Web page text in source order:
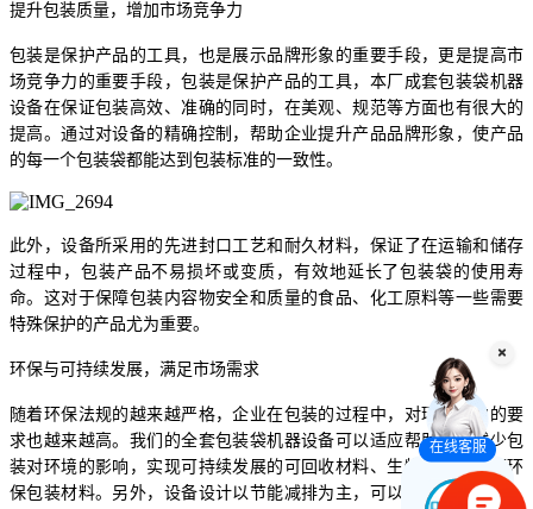
提升包装质量，增加市场竞争力
包装是保护产品的工具，也是展示品牌形象的重要手段，更是提高市
场竞争力的重要手段，包装是保护产品的工具，本厂成套包装袋机器
设备在保证包装高效、准确的同时，在美观、规范等方面也有很大的
提高。通过对设备的精确控制，帮助企业提升产品品牌形象，使产品
的每一个包装袋都能达到包装标准的一致性。
此外，设备所采用的先进封口工艺和耐久材料，保证了在运输和储存
过程中，包装产品不易损坏或变质，有效地延长了包装袋的使用寿
命。这对于保障包装内容物安全和质量的食品、化工原料等一些需要
特殊保护的产品尤为重要。
环保与可持续发展，满足市场需求
随着环保法规的越来越严格，企业在包装的过程中，对环境保护的要
求也越来越高。我们的全套包装袋机器设备可以适应帮助企业减少包
装对环境的影响，实现可持续发展的可回收材料、生物降解材料等环
保包装材料。另外，设备设计以节能减排为主，可以有效降低能耗，
在线客服